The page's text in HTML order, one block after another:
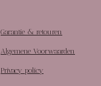
Garantie & retouren
Algemene Voorwaarden
Privacy policy